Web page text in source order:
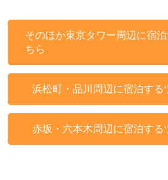
そのほか東京タワー周辺に宿
ちら
浜松町・品川周辺に宿泊する
赤坂・六本木周辺に宿泊する